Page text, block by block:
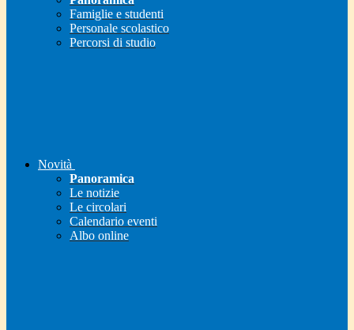
Famiglie e studenti
Personale scolastico
Percorsi di studio
Novità
Panoramica
Le notizie
Le circolari
Calendario eventi
Albo online